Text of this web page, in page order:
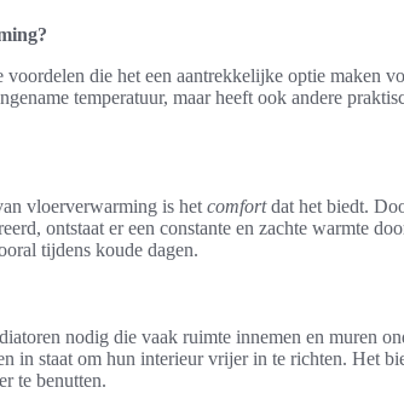
die het een aantrekkelijke optie maken
temperatuur, maar heeft ook andere
vloerverwarming is het comfortdat het biedt.
ontstaat er een constante en zachte warmte
tijdens koude dagen.
nodig die vaak ruimte innemen en muren
in staat om hun interieur vrijer in te richten. Het
te benutten.